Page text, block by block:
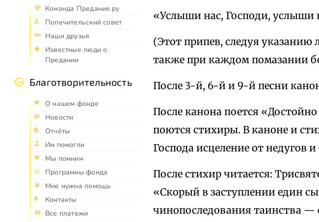
Команда Предание.ру
Попечительский совет
Наши друзья
Известные люди о
Предании
Благотворительность
О нашем фонде
Новости
Отчёты
Им помогли
Мы помним
Программы фонда
Мне нужна помощь
Контакты
Все платежи
«Услыши нас, Господи, услыши
(Этот припев, следуя указанию
также при каждом помазании
После 3-й, 6-й и 9-й песни
После канона поется
поются стихиры. В каноне и
Господа исцеление от недугов
После стихир читается:
«Скорый в заступлении един
чинопоследования таинства —